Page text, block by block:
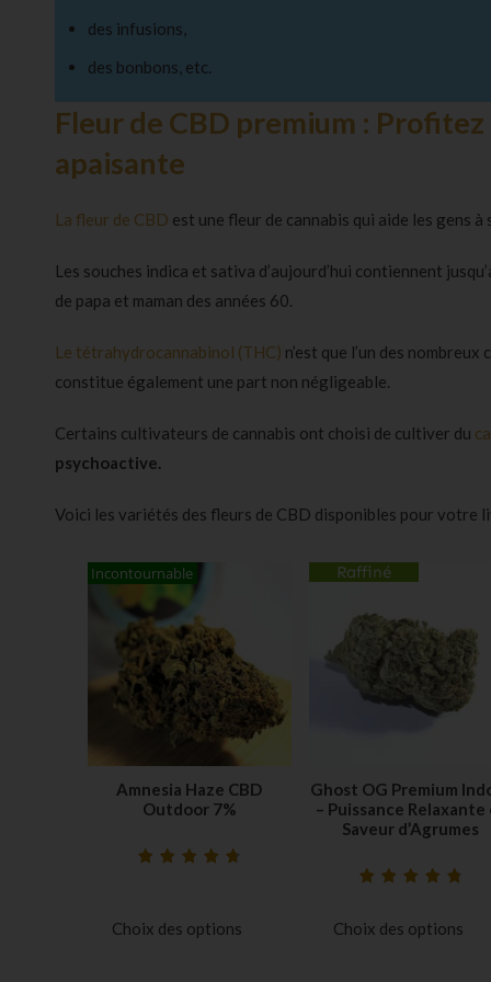
des infusions,
des bonbons, etc.
Fleur de CBD premium :
apaisante
La fleur de CBD est une fleur de cannabis qui aide les gens
Les souches indica et sativa d’aujourd’hui contiennent
de papa et maman des années 60.
Le tétrahydrocannabinol (THC) n’est que l’un des
constitue également une part non négligeable.
Certains cultivateurs de cannabis ont choisi de cultiver du
psychoactive.
Voici les variétés des fleurs de CBD disponibles pour votre
Incontournable
Amnesia Haze CBD
Outdoor 7%
notations
Choix des options
Raffiné
Ghost OG Premium
– Puissance Relaxante
Saveur d’Agrumes
notations
Choix des options